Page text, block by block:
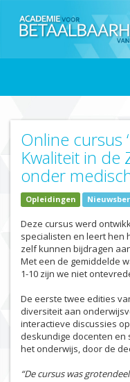
Online cursus
Kwaliteit in de
onder
Opleidingen
Deze cursus werd
specialisten en leert hen
zelf kunnen bijdragen
Met een de gemiddelde
1-10 zijn we niet
De eerste twee edities
diversiteit aan
interactieve discussies
deskundige docenten
het onderwijs, door de
“De cursus was